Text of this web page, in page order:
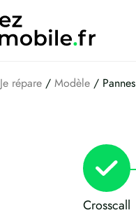
Je répare / Modèle / Pannes
Crosscall